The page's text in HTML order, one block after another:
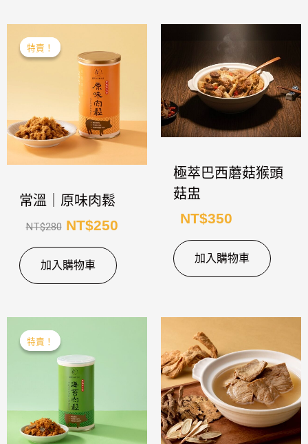
特賣！
特賣！
常溫｜原味肉鬆
NT$280
始
價
格：
NT$280。
NT$250
前
格：
NT$250。
加入購物車
極萃巴西蘑菇猴頭
菇盅
NT$350
加入購物車
特賣！
特賣！
始
價
格：